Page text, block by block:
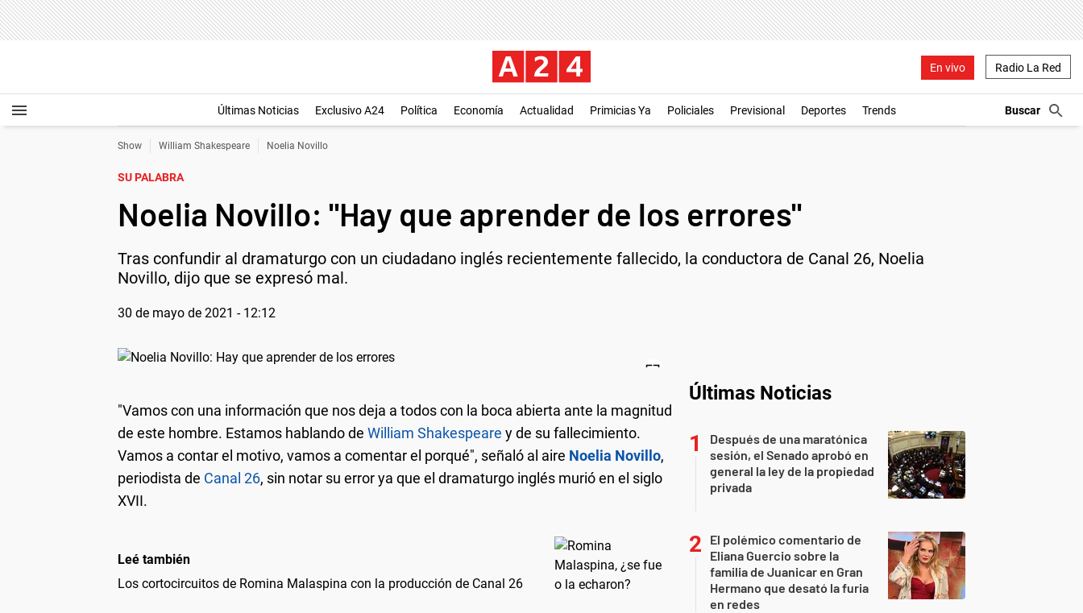
En vivo Radio La Red
Últimas Noticias Exclusivo A24 Política Economía Actualidad Primicias Ya Policiales Previsional Deportes Trends
Show William Shakespeare Noelia Novillo
SU PALABRA
Noelia Novillo: "Hay que aprender de los errores"
Tras confundir al dramaturgo con un ciudadano inglés recientemente fallecido, la conductora de Canal 26, Noelia
Novillo, dijo que se expresó mal.
30 de mayo de 2021 - 12:12
"Vamos con una información que nos deja a todos con la boca abierta ante la magnitud
de este hombre. Estamos hablando de William Shakespeare y de su fallecimiento.
Vamos a contar el motivo, vamos a comentar el porqué", señaló al aire Noelia Novillo,
periodista de Canal 26, sin notar su error ya que el dramaturgo inglés murió en el siglo
XVII.
Leé también
Los cortocircuitos de Romina Malaspina con la producción de Canal 26
Últimas Noticias
Después de una maratónica
sesión, el Senado aprobó en
general la ley de la propiedad
privada
El polémico comentario de
Eliana Guercio sobre la
familia de Juanicar en Gran
Hermano que desató la furia
en redes